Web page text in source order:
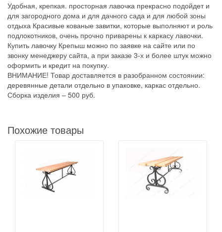
Удобная, крепкая. просторная лавочка прекрасно подойдет и
для загородного дома и для дачного сада и для любой зоны
отдыха Красивые кованые завитки, которые выполняют и роль
подлокотников, очень прочно приварены к каркасу лавочки.
Купить лавочку Крепыш можно по заявке на сайте или по
звонку менеджеру сайта, а при заказе 3-х и более штук можно
оформить и кредит на покупку.
ВНИМАНИЕ! Товар доставляется в разобранном состоянии:
деревянные детали отдельно в упаковке, каркас отдельно.
Сборка изделия – 500 руб.
Похожие товары